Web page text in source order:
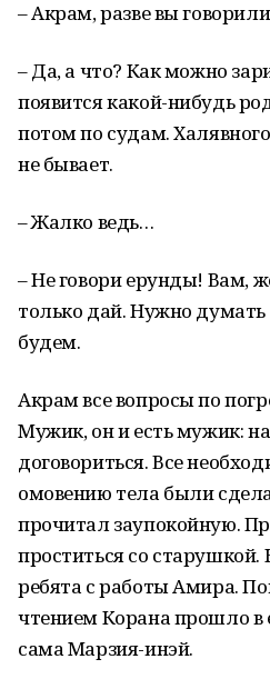
– Акрам, разве вы
– Да, а что? Как можно
появится какой-нибудь
потом по судам.
не бывает.
– Жалко ведь…
– Не говори ерунды! Вам,
только дай. Нужно
будем.
Акрам все вопросы по
Мужик, он и есть мужик:
договориться. Все
омовению тела были
прочитал заупокойную.
проститься со
ребята с работы Амира.
чтением Корана прошло в
сама Марзия-инэй.